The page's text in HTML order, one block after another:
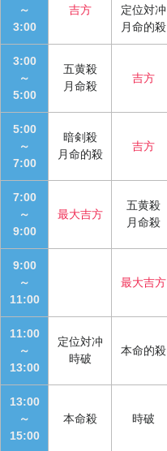
～
3:00
吉方
定位対冲
月命的殺
3:00
～
5:00
五黄殺
月命殺
吉方
5:00
～
7:00
暗剣殺
月命的殺
吉方
7:00
～
9:00
最大吉方
五黄殺
月命殺
9:00
～
11:00
最大吉方
11:00
～
13:00
定位対冲
時破
本命的殺
13:00
～
15:00
本命殺 時破